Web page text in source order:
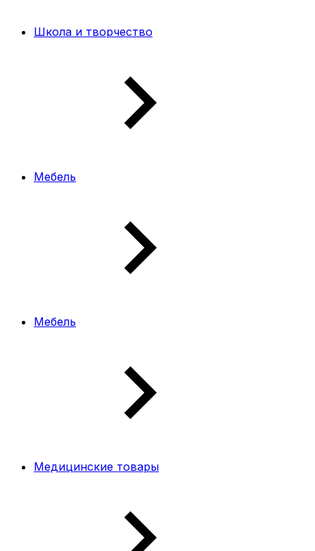
Школа и творчество
Мебель
Мебель
Медицинские товары